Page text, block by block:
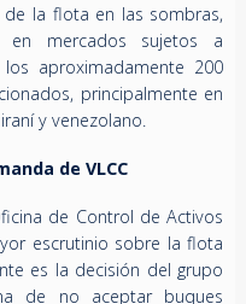
la flota en las sombras,
mercados sujetos a
aproximadamente 200
principalmente en
y venezolano.
de VLCC
de Control de Activos
escrutinio sobre la flota
es la decisión del grupo
de no aceptar buques